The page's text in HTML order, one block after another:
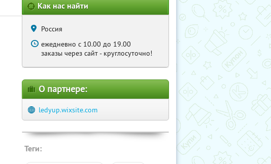
Как нас найти
Россия
ежедневно с 10.00 до 19.00
заказы через сайт - круглосуточно!
О партнере:
ledyup.wixsite.com
Теги: